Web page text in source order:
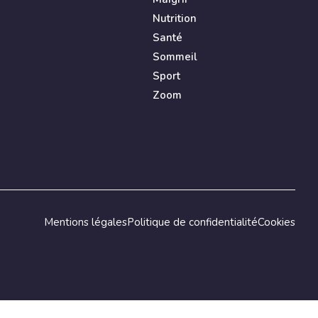
Nutrition
Santé
Sommeil
Sport
Zoom
Mentions légalesPolitique de confidentialitéCookies